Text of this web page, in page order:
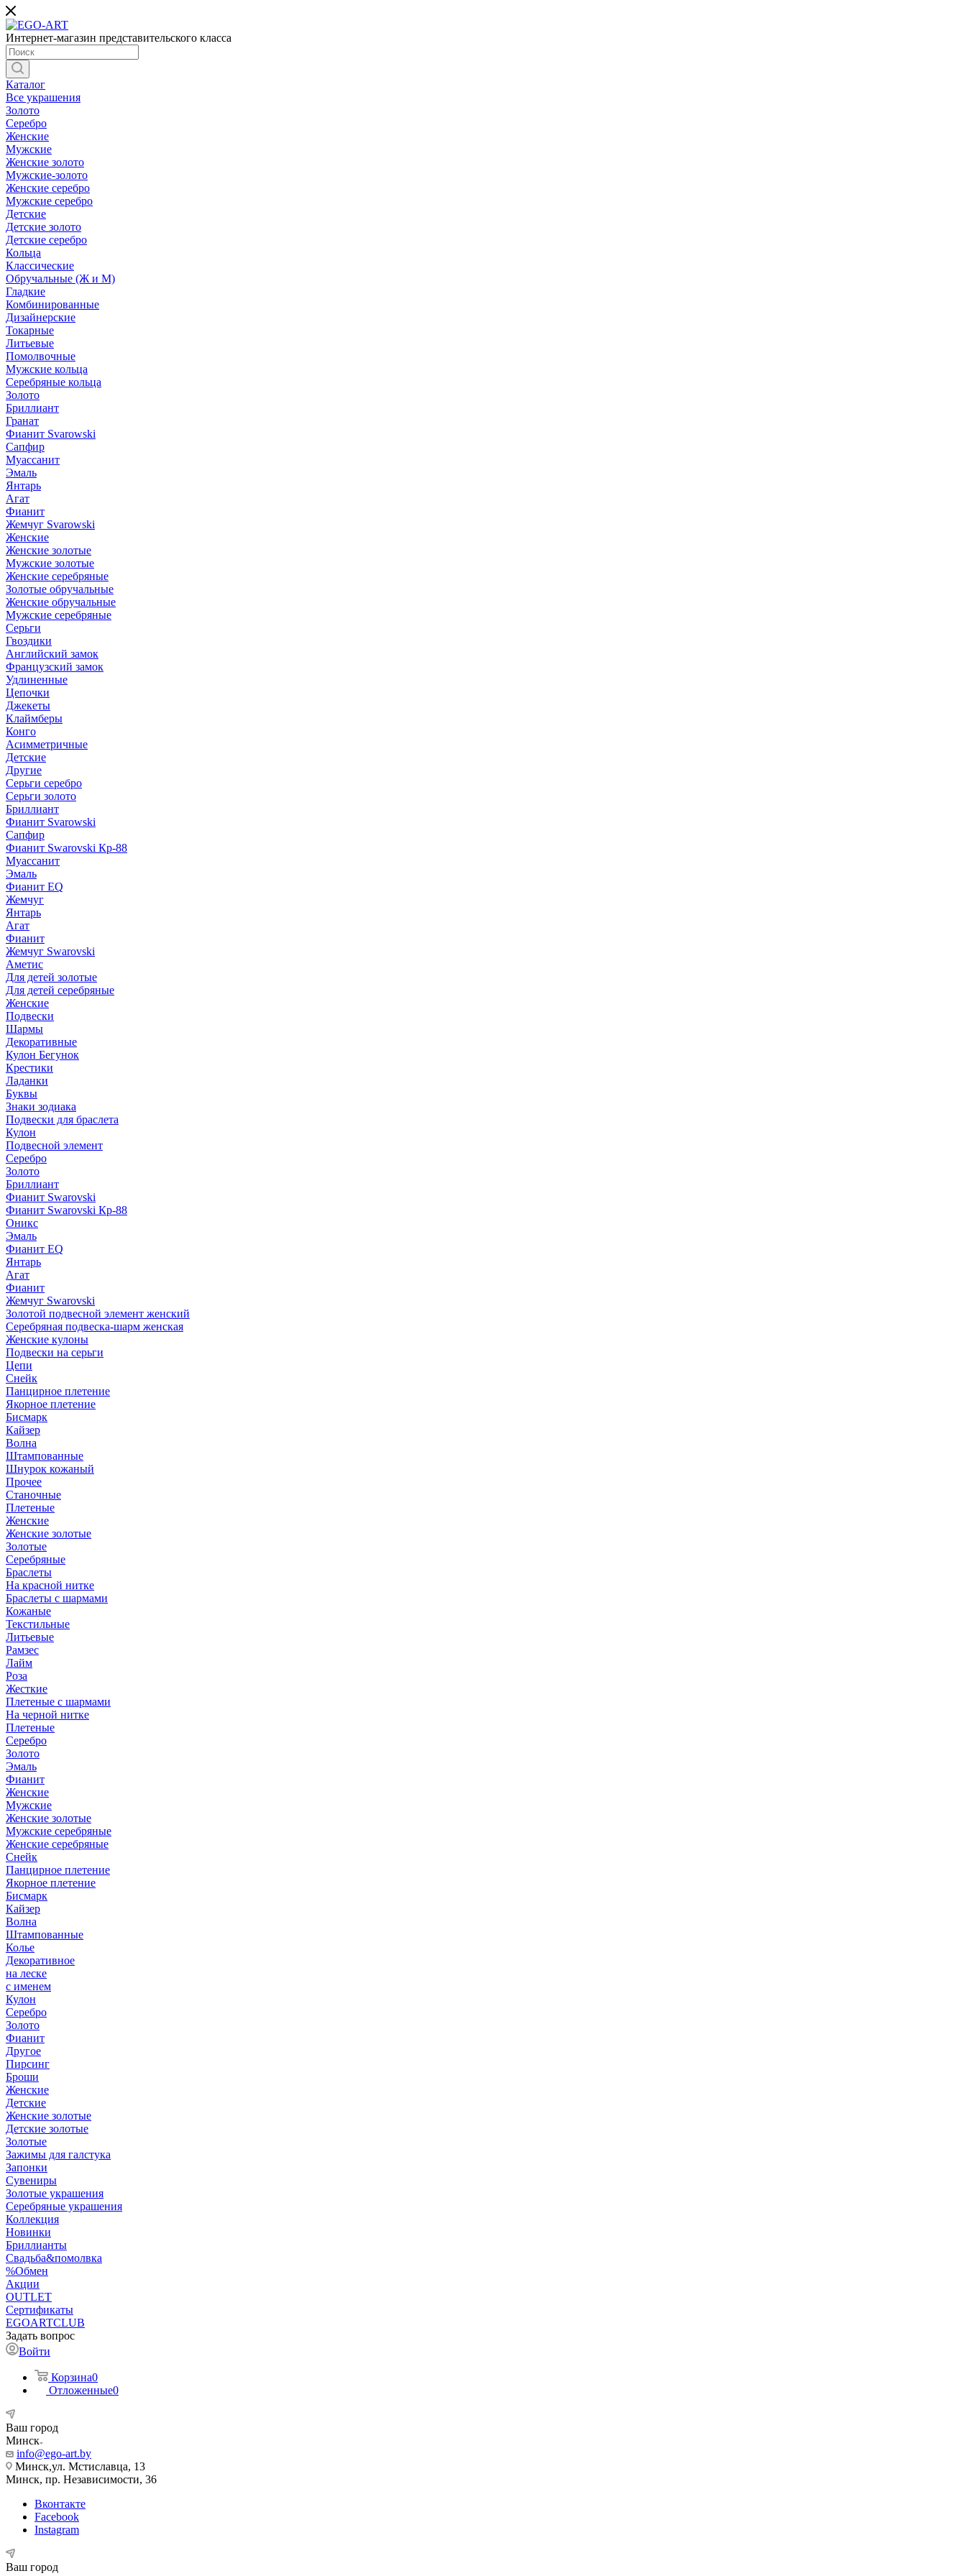
Интернет-магазин представительского класса
Каталог
Все украшения
Золото
Серебро
Женские
Мужские
Женские золото
Мужские-золото
Женские серебро
Мужские серебро
Детские
Детские золото
Детские серебро
Кольца
Классические
Обручальные (Ж и М)
Гладкие
Комбинированные
Дизайнерские
Токарные
Литьевые
Помолвочные
Мужские кольца
Серебряные кольца
Золото
Бриллиант
Гранат
Фианит Svarowski
Сапфир
Муассанит
Эмаль
Янтарь
Агат
Фианит
Жемчуг Svarowski
Женские
Женские золотые
Мужские золотые
Женские серебряные
Золотые обручальные
Женские обручальные
Мужские серебряные
Серьги
Гвоздики
Английский замок
Французский замок
Удлиненные
Цепочки
Джекеты
Клаймберы
Конго
Асимметричные
Детские
Другие
Серьги серебро
Серьги золото
Бриллиант
Фианит Svarowski
Сапфир
Фианит Swarovski Кр-88
Муассанит
Эмаль
Фианит EQ
Жемчуг
Янтарь
Агат
Фианит
Жемчуг Swarovski
Аметис
Для детей золотые
Для детей серебряные
Женские
Подвески
Шармы
Декоративные
Кулон Бегунок
Крестики
Ладанки
Буквы
Знаки зодиака
Подвески для браслета
Кулон
Подвесной элемент
Серебро
Золото
Бриллиант
Фианит Swarovski
Фианит Swarovski Кр-88
Оникс
Эмаль
Фианит EQ
Янтарь
Агат
Фианит
Жемчуг Swarovski
Золотой подвесной элемент женcкий
Серебряная подвеска-шарм женская
Женские кулоны
Подвески на серьги
Цепи
Снейк
Панцирное плетение
Якорное плетение
Бисмарк
Кайзер
Волна
Штампованные
Шнурок кожаный
Прочее
Станочные
Плетеные
Женские
Женские золотые
Золотые
Серебряные
Браслеты
На красной нитке
Браслеты с шармами
Кожаные
Текстильные
Литьевые
Рамзес
Лайм
Роза
Жесткие
Плетеные с шармами
На черной нитке
Плетеные
Серебро
Золото
Эмаль
Фианит
Женские
Мужские
Женские золотые
Мужские серебряные
Женские серебряные
Снейк
Панцирное плетение
Якорное плетение
Бисмарк
Кайзер
Волна
Штампованные
Колье
Декоративное
на леске
с именем
Кулон
Серебро
Золото
Фианит
Другое
Пирсинг
Броши
Женские
Детские
Женские золотые
Детские золотые
Золотые
Зажимы для галстука
Запонки
Сувениры
Золотые украшения
Серебряные украшения
Коллекция
Новинки
Бриллианты
Свадьба&помолвка
%Обмен
Акции
OUTLET
Сертификаты
EGOARTCLUB
Задать вопрос
Войти
Корзина0
Отложенные0
Ваш город
Минск
info@ego-art.by
Минск,ул. Мстиславца, 13
Минск, пр. Независимости, 36
Вконтакте
Facebook
Instagram
Ваш город